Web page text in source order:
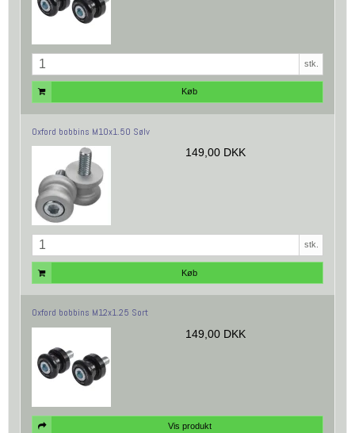
stk.
Køb
Oxford bobbins M10x1.50 Sølv
149,00 DKK
stk.
Køb
Oxford bobbins M12x1.25 Sort
149,00 DKK
Vis produkt